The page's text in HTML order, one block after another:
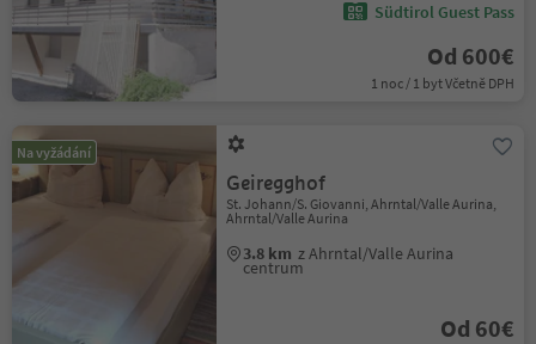
Südtirol Guest Pass
Od 600€
1 noc / 1 byt Včetně DPH
Na vyžádání
Geiregghof
St. Johann/S. Giovanni, Ahrntal/Valle Aurina,
Ahrntal/Valle Aurina
3.8 km z Ahrntal/Valle Aurina
centrum
Od 60€